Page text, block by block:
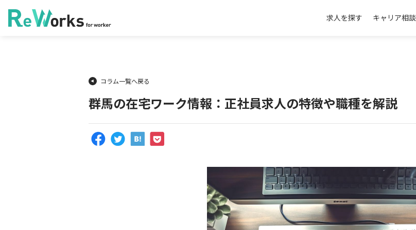
求人を探す キャリア相談
コラム一覧へ戻る
群馬の在宅ワーク情報：正社員求人の特徴や職種を解説